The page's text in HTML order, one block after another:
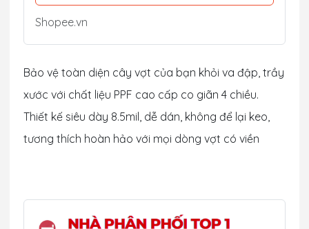
Shopee.vn
Bảo vệ toàn diện cây vợt của bạn khỏi va đập, trầy
xước với chất liệu PPF cao cấp co giãn 4 chiều.
Thiết kế siêu dày 8.5mil, dễ dán, không để lại keo,
tương thích hoàn hảo với mọi dòng vợt có viền